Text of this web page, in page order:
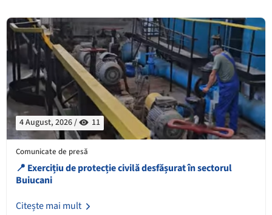
4 August, 2026 / 11
Comunicate de presă
📍 Exercițiu de protecție civilă desfășurat în sectorul
Buiucani
Citește mai mult